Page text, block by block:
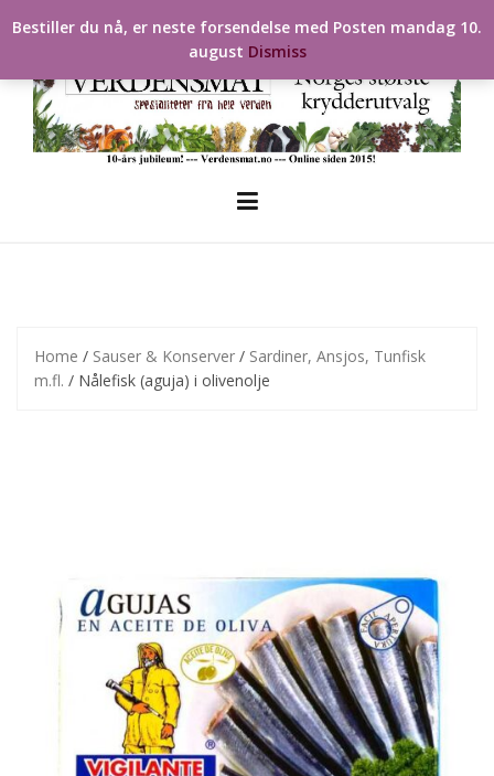
to
Home / Sauser & Konserver / Sardiner, Ansjos, Tunfisk
m.fl. / Nålefisk (aguja) i olivenolje
Bestiller du nå, er neste forsendelse med Posten mandag 10.
august Dismiss